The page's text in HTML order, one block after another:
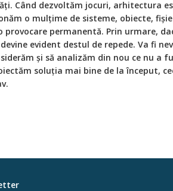
Când dezvoltăm jocuri, arhitectura
o mulțime de sisteme, obiecte,
provocare permanentă. Prin urmare,
evident destul de repede. Va fi
și să analizăm din nou ce nu a
soluția mai bine de la început,